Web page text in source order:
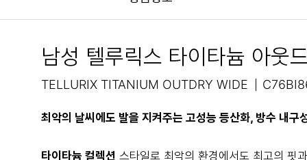
남성 텔루릭스 타이타늄 아웃
TELLURIX TITANIUM OUTDRY WIDE
최악의 날씨에도 발을 지켜주는 고성능 등산화, 방수 내구
타이타늄 컬렉션 스타일로 최악의 환경에서도 최고의 핏